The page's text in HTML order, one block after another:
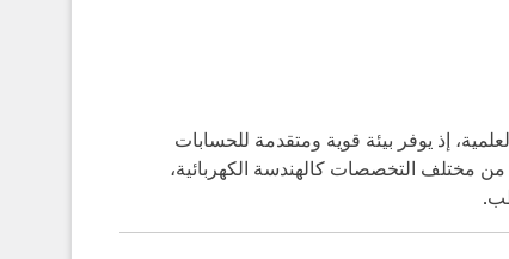
إذ يوفر بيئة قوية ومتقدمة للحسابات
من مختلف التخصصات كالهندسة الكهربائية،